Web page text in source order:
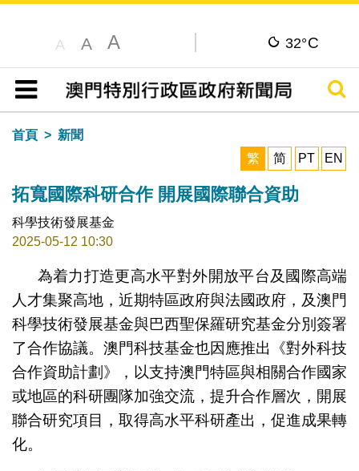
A A A 32°C
目錄
搜尋
首頁
新聞
繁
简 PT EN
拓寬國際科研合作 開展國際聯合資助
科學技術發展基金
2025-05-12 10:30
為着力打造更高水平對外開放平台及國際高端
人才集聚高地，近期特區政府與法國政府，及澳門
科學技術發展基金與巴西聖保羅研究基金分別簽署
了合作協議。澳門科技基金也因應推出《對外科技
合作資助計劃》，以支持澳門特區與相關合作國家
或地區的科研團隊加強交流，提升合作層次，開展
聯合研究項目，取得高水平科研產出，促進成果轉
化。